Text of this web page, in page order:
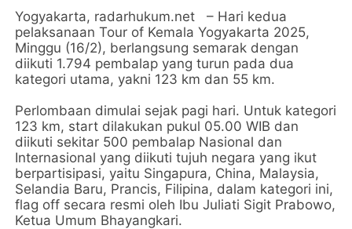
Yogyakarta, radarhukum.net – Hari kedua
pelaksanaan Tour of Kemala Yogyakarta 2025,
Minggu (16/2), berlangsung semarak dengan
diikuti 1.794 pembalap yang turun pada dua
kategori utama, yakni 123 km dan 55 km.
Perlombaan dimulai sejak pagi hari. Untuk kategori
123 km, start dilakukan pukul 05.00 WIB dan
diikuti sekitar 500 pembalap Nasional dan
Internasional yang diikuti tujuh negara yang ikut
berpartisipasi, yaitu Singapura, China, Malaysia,
Selandia Baru, Prancis, Filipina, dalam kategori ini,
flag off secara resmi oleh Ibu Juliati Sigit Prabowo,
Ketua Umum Bhayangkari.